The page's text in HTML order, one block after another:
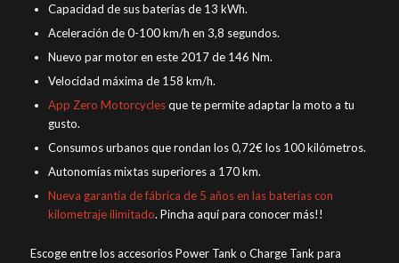
Capacidad de sus baterías de 13 kWh.
Aceleración de 0-100 km/h en 3,8 segundos.
Nuevo par motor en este 2017 de 146 Nm.
Velocidad máxima de 158 km/h.
App Zero Motorcyclesque te permite adaptar la moto a tu
gusto.
Consumos urbanos que rondan los 0,72€ los 100 kilómetros.
Autonomías mixtas superiores a 170 km.
Nueva garantía de fábrica de 5 años en las baterías con
kilometraje ilimitado. Pincha aquí para conocer más!!
Escoge entre los accesorios Power Tank o Charge Tank para